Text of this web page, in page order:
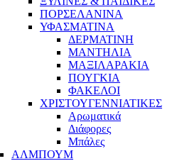
ΠΟΡΣΕΛΑΝΙΝΑ
ΥΦΑΣΜΑΤΙΝA
ΔΕΡΜΑΤΙΝΗ
ΜΑΝΤΗΛΙΑ
ΜΑΞΙΛΑΡΑΚΙΑ
ΠΟΥΓΚΙΑ
ΦΑΚΕΛΟΙ
ΧΡΙΣΤΟΥΓΕΝΝΙΑΤΙΚΕΣ
Αρωματικά
Διάφορες
Μπάλες
ΑΛΜΠΟΥΜ